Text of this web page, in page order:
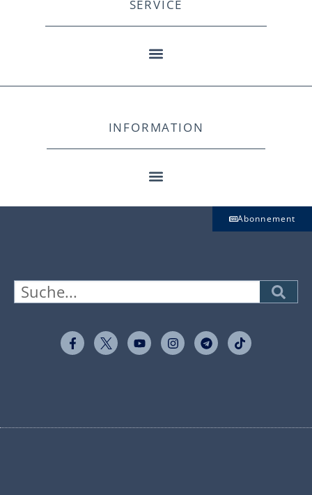
SERVICE
INFORMATION
Abonnement